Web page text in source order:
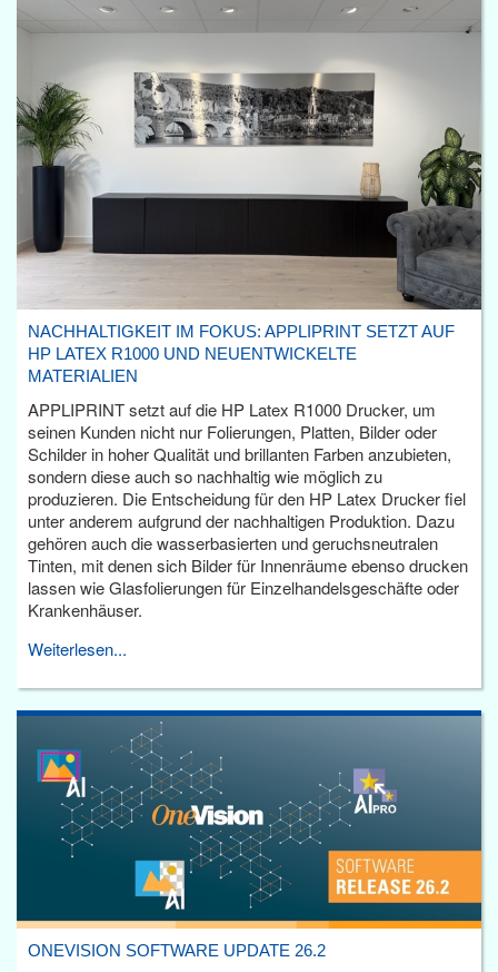
NACHHALTIGKEIT IM FOKUS: APPLIPRINT SETZT AUF
HP LATEX R1000 UND NEUENTWICKELTE
MATERIALIEN
APPLIPRINT setzt auf die HP Latex R1000 Drucker, um
seinen Kunden nicht nur Folierungen, Platten, Bilder oder
Schilder in hoher Qualität und brillanten Farben anzubieten,
sondern diese auch so nachhaltig wie möglich zu
produzieren. Die Entscheidung für den HP Latex Drucker fiel
unter anderem aufgrund der nachhaltigen Produktion. Dazu
gehören auch die wasserbasierten und geruchsneutralen
Tinten, mit denen sich Bilder für Innenräume ebenso drucken
lassen wie Glasfolierungen für Einzelhandelsgeschäfte oder
Krankenhäuser.
Weiterlesen...
ONEVISION SOFTWARE UPDATE 26.2